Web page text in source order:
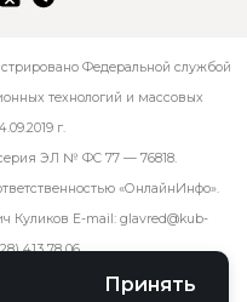
Принять
Федеральной службой
технологий и массовых
г.
ЭЛ № ФС 77 — 76818.
«ОнлайнИнфо».
Куликов E-mail: glavred@kub-
413 78 06.